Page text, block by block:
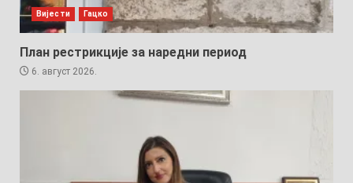
Вијести Гацко
План рестрикције за наредни период
6. август 2026.